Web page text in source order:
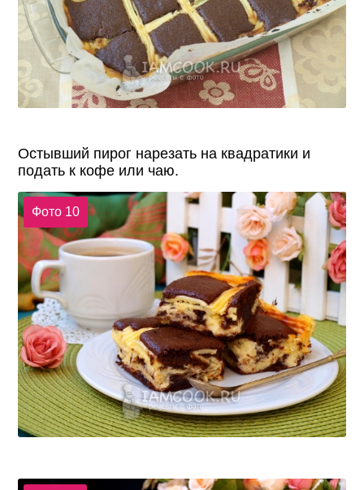
Остывший пирог нарезать на квадратики и
подать к кофе или чаю.
Фото 10